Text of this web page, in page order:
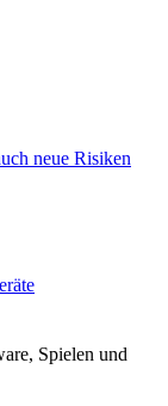
neue Risiken
Spielen und